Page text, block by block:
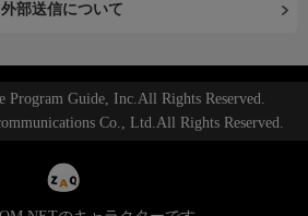
部送信について
Guide, Inc.All Rights Reserved.
Co., Ltd.All Rights Reserved.